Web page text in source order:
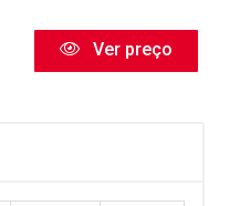
Ver preço